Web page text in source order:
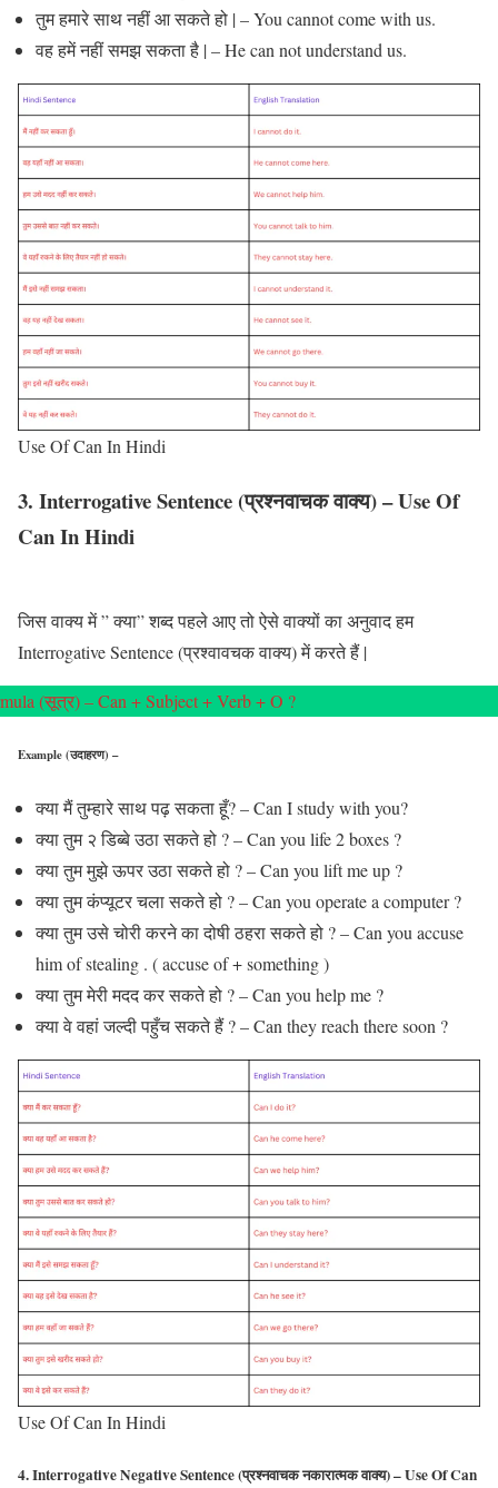
तुम हमारे साथ नहीं आ सकते हो | – You cannot come with us.
वह हमें नहीं समझ सकता है | – He can not understand us.
Use Of Can In Hindi
3. Interrogative Sentence (प्रश्नवाचक वाक्य) – Use Of
Can In Hindi
जिस वाक्य में ” क्या” शब्द पहले आए तो ऐसे वाक्यों का अनुवाद हम
Interrogative Sentence (प्रश्वावचक वाक्य) में करते हैं |
(सूत्र) – Can + Subject + Verb + O ?
Example (उदाहरण) –
क्या मैं तुम्हारे साथ पढ़ सकता हूँ? – Can I study with you?
क्या तुम २ डिब्बे उठा सकते हो ? – Can you life 2 boxes ?
क्या तुम मुझे ऊपर उठा सकते हो ? – Can you lift me up ?
क्या तुम कंप्यूटर चला सकते हो ? – Can you operate a computer ?
क्या तुम उसे चोरी करने का दोषी ठहरा सकते हो ? – Can you accuse
him of stealing . ( accuse of + something )
क्या तुम मेरी मदद कर सकते हो ? – Can you help me ?
क्या वे वहां जल्दी पहुँच सकते हैं ? – Can they reach there soon ?
Use Of Can In Hindi
4. Interrogative Negative Sentence (प्रश्नवाचक नकारात्मक वाक्य) – Use Of Can